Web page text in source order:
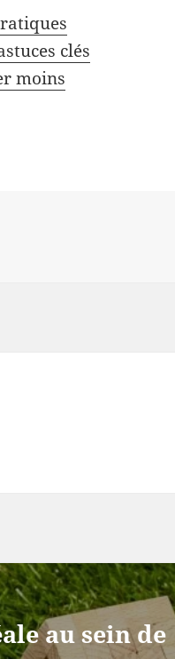
clés
moins
au sein de